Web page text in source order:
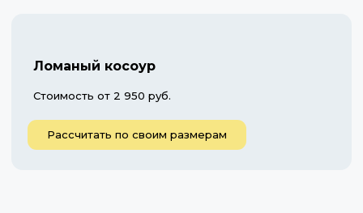
Ломаный косоур
Стоимость от 2 950 руб.
Рассчитать по своим размерам